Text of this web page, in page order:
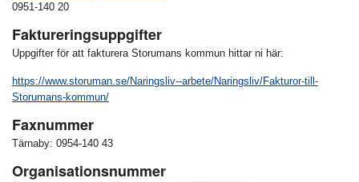
0951-140 20
Faktureringsuppgifter
Uppgifter för att fakturera Storumans kommun hittar ni här:
https://www.storuman.se/Naringsliv--arbete/Naringsliv/Fakturor-till-
Storumans-kommun/
Faxnummer
Tärnaby: 0954-140 43
Organisationsnummer